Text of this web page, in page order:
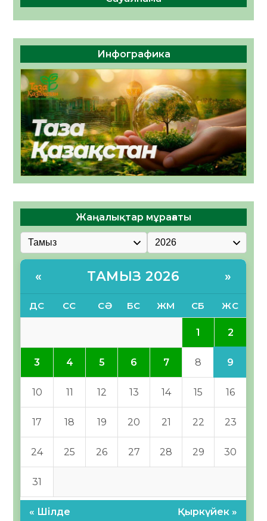
Инфографика
Жаңалықтар мұрағаты
« ТАМЫЗ 2026 »
ДС СС СӘ БС ЖМ СБ ЖС
1 2
3 4 5 6 7 8 9
10 11 12 13 14 15 16
17 18 19 20 21 22 23
24 25 26 27 28 29 30
31
« Шілде Қыркүйек »